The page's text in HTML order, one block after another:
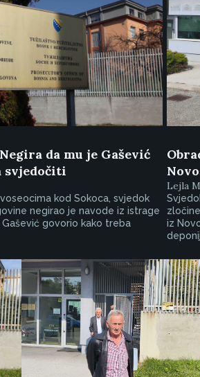
da mu je Gašević
svjedočiti
kod Sokoca, svjedok
negirao je navode iz istrage
govorio kako treba
Lejla
iz